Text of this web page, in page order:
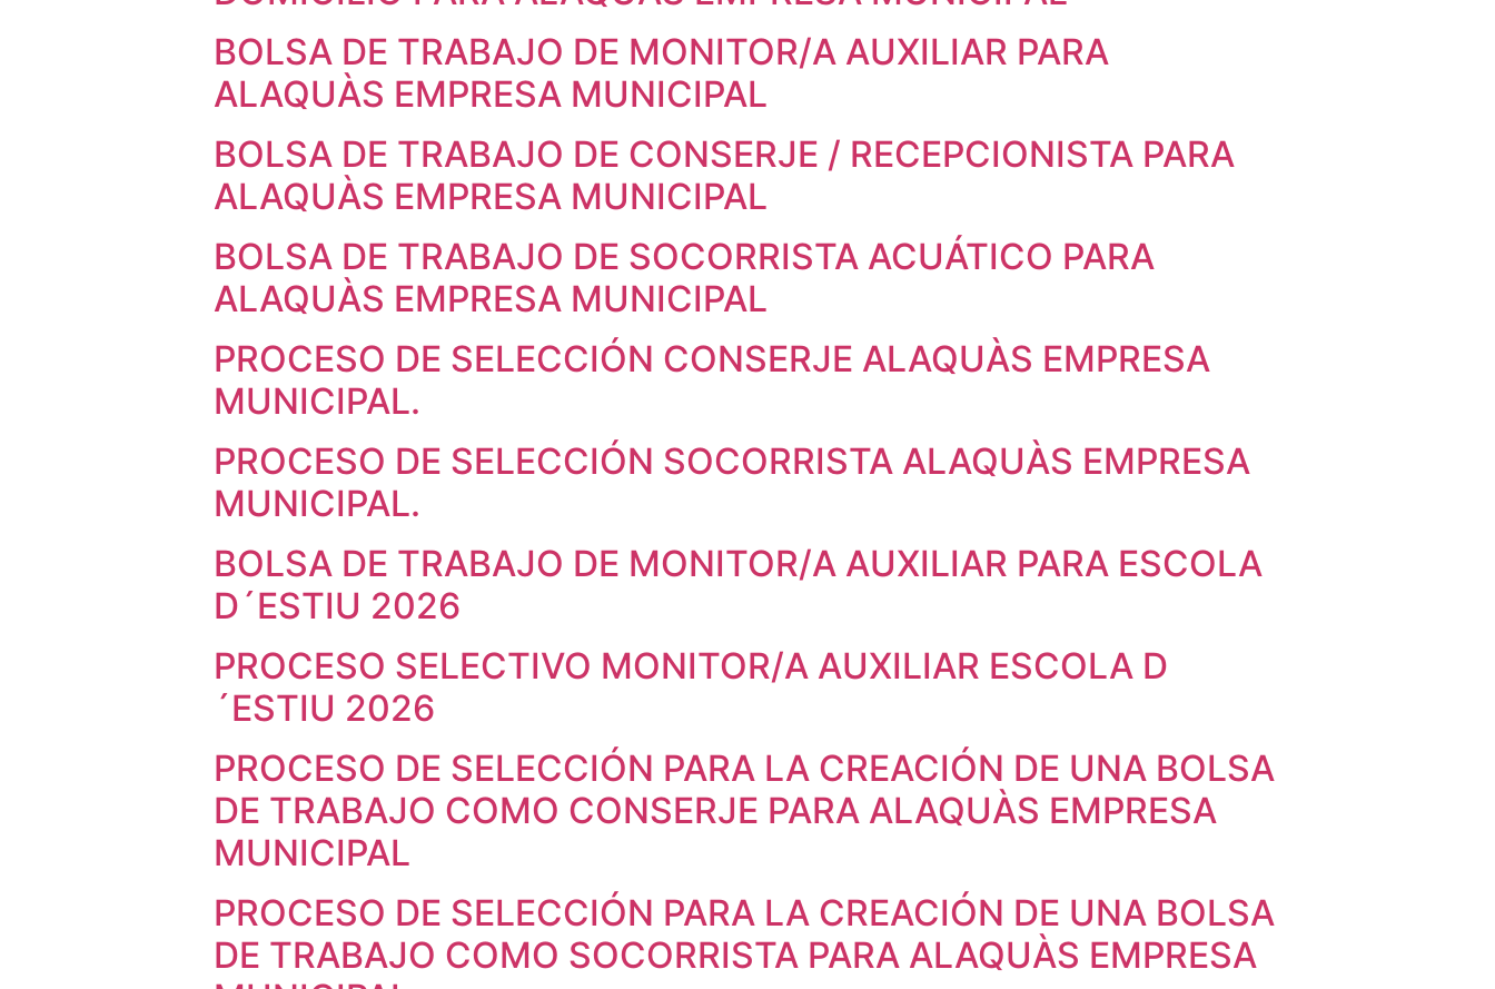
BOLSA DE TRABAJO DE MONITOR/A AUXILIAR PARA
ALAQUÀS EMPRESA MUNICIPAL
BOLSA DE TRABAJO DE CONSERJE / RECEPCIONISTA PARA
ALAQUÀS EMPRESA MUNICIPAL
BOLSA DE TRABAJO DE SOCORRISTA ACUÁTICO PARA
ALAQUÀS EMPRESA MUNICIPAL
PROCESO DE SELECCIÓN CONSERJE ALAQUÀS EMPRESA
MUNICIPAL.
PROCESO DE SELECCIÓN SOCORRISTA ALAQUÀS EMPRESA
MUNICIPAL.
BOLSA DE TRABAJO DE MONITOR/A AUXILIAR PARA ESCOLA
D´ESTIU 2026
PROCESO SELECTIVO MONITOR/A AUXILIAR ESCOLA D
´ESTIU 2026
PROCESO DE SELECCIÓN PARA LA CREACIÓN DE UNA BOLSA
DE TRABAJO COMO CONSERJE PARA ALAQUÀS EMPRESA
MUNICIPAL
PROCESO DE SELECCIÓN PARA LA CREACIÓN DE UNA BOLSA
DE TRABAJO COMO SOCORRISTA PARA ALAQUÀS EMPRESA